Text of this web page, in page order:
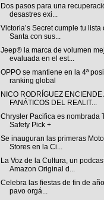
Dos pasos para una
desastres exi...
Victoria’s Secret cumple tu lista
Santa con sus...
Jeep® la marca de volumen
evaluada en el est...
OPPO se mantiene en la 4ª
ranking global
NICO RODRÍGUEZ ENCIENDE
FANÁTICOS DEL REALIT...
Chrysler Pacifica es nombrada
Safety Pick +
Se inauguran las primeras
Stores en la Ci...
La Voz de la Cultura, un
Amazon Original d...
Celebra las fiestas de fin de
pavo orgá...